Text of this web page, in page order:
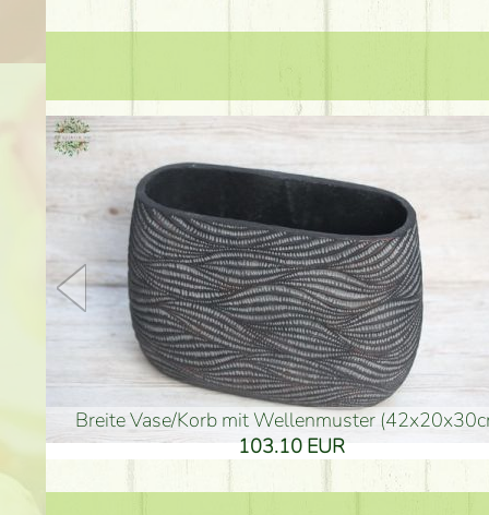
goldenfarbene Vase (40x26cm)
94.30 EUR
hohe goldenfarbene